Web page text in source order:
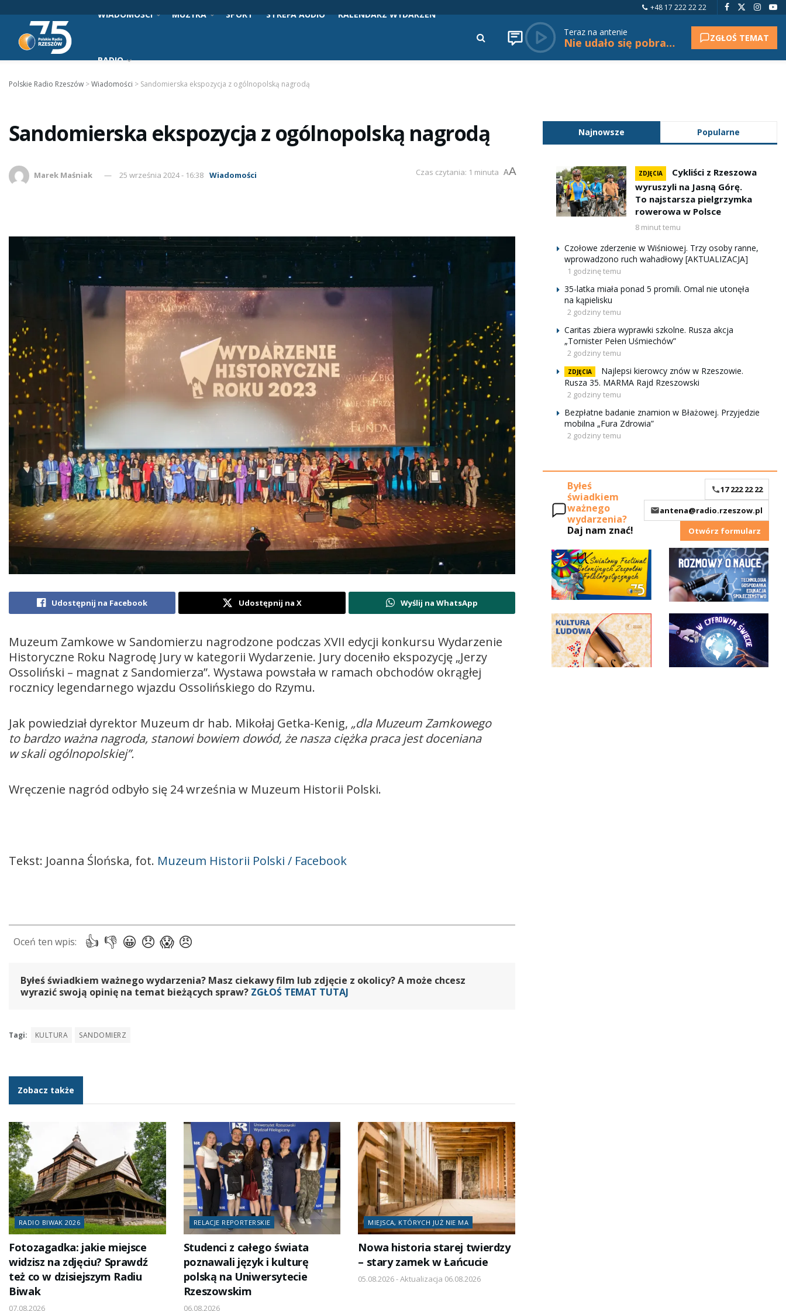
+48 17 222 22 22
WIADOMOŚCI MUZYKA SPORT STREFA AUDIO KALENDARZ WYDARZEŃ
RADIO
Teraz na antenie
Nie udało się pobrać tytułu. ZGŁOŚ TEMAT
Polskie Radio Rzeszów >Wiadomości > Sandomierska ekspozycja z ogólnopolską nagrodą
Sandomierska ekspozycja z ogólnopolską nagrodą
Marek Maśniak 25 września 2024 - 16:38 Wiadomości Czas czytania: 1 minuta AA
Udostępnij na Facebook Udostępnij na X Wyślij na WhatsApp
Muzeum Zamkowe w Sandomierzu nagrodzone podczas XVII edycji konkursu Wydarzenie
Historyczne Roku Nagrodę Jury w kategorii Wydarzenie. Jury doceniło ekspozycję „Jerzy
Ossoliński – magnat z Sandomierza”. Wystawa powstała w ramach obchodów okrągłej
rocznicy legendarnego wjazdu Ossolińskiego do Rzymu.
Jak powiedział dyrektor Muzeum dr hab. Mikołaj Getka-Kenig, „dla Muzeum Zamkowego
to bardzo ważna nagroda, stanowi bowiem dowód, że nasza ciężka praca jest doceniana
w skali ogólnopolskiej”.
Wręczenie nagród odbyło się 24 września w Muzeum Historii Polski.
Tekst: Joanna Ślońska, fot. Muzeum Historii Polski / Facebook
Byłeś świadkiem ważnego wydarzenia? Masz ciekawy film lub zdjęcie z okolicy? A może chcesz
wyrazić swoją opinię na temat bieżących spraw? ZGŁOŚ TEMAT TUTAJ
Tagi: KULTURA SANDOMIERZ
Zobacz także
RADIO BIWAK 2026
Fotozagadka: jakie miejsce
widzisz na zdjęciu? Sprawdź
też co w dzisiejszym Radiu
Biwak
07.08.2026
RELACJE REPORTERSKIE
Studenci z całego świata
poznawali język i kulturę
polską na Uniwersytecie
Rzeszowskim
06.08.2026
MIEJSCA, KTÓRYCH JUŻ NIE MA
Nowa historia starej twierdzy
– stary zamek w Łańcucie
05.08.2026 - Aktualizacja 06.08.2026
Najnowsze Popularne
ZDJĘCIA
Cykliści z Rzeszowa
wyruszyli na Jasną Górę.
To najstarsza pielgrzymka
rowerowa w Polsce
8 minut temu
Czołowe zderzenie w Wiśniowej. Trzy osoby ranne,
wprowadzono ruch wahadłowy [AKTUALIZACJA]
1 godzinę temu
35-latka miała ponad 5 promili. Omal nie utonęła
na kąpielisku
2 godziny temu
Caritas zbiera wyprawki szkolne. Rusza akcja
„Tornister Pełen Uśmiechów”
2 godziny temu
ZDJĘCIA
Najlepsi kierowcy znów w Rzeszowie.
Rusza 35. MARMA Rajd Rzeszowski
2 godziny temu
Bezpłatne badanie znamion w Błażowej. Przyjedzie
mobilna „Fura Zdrowia”
2 godziny temu
Byłeś
świadkiem
ważnego
wydarzenia?
Daj nam znać!
17 222 22 22
antena@radio.rzeszow.pl
Otwórz formularz